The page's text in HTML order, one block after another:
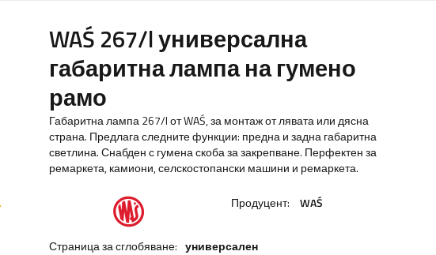
WAŚ 267/l универсална
габаритна лампа на гумено
рамо
Габаритна лампа 267/I от WAŚ, за монтаж от лявата или дясна
страна. Предлага следните функции: предна и задна габаритна
светлина. Снабден с гумена скоба за закрепване. Перфектен за
ремаркета, камиони, селскостопански машини и ремаркета.
Продуцент: WAŚ
Страница за сглобяване: универсален